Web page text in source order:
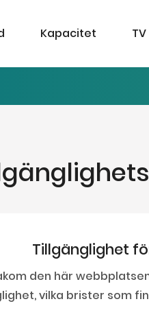
Kapacitet TV
Tillgänglighet
den här
vilka brister som